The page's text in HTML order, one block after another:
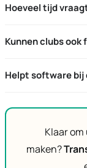
en collectieve
Hoeveel tijd
Kunnen clubs ook
registreert elk
Helpt software bij
Klaar
maken?